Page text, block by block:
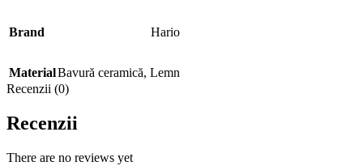
Brand Hario
MaterialBavură ceramică, Lemn
Recenzii (0)
Recenzii
There are no reviews yet